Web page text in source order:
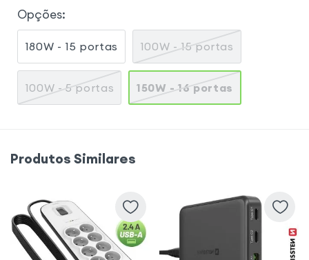
Opções:
180W - 15 portas 100W - 15 portas
100W - 5 portas 150W - 16 portas
Produtos Similares